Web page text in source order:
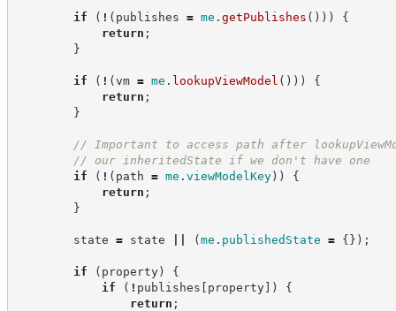
if ( ! ( publishes = me . getPublishes ( ) ) )
{
return ;
}
if ( ! (vm = me . lookupViewModel ( ) ) )
{
return ;
}
// Important to access path after
// our inheritedState if we don't have one
if
( ! ( path = me . viewModelKey) )
{
return ;
}
state = state (me . publishedState = {} ) ;
if ( property)
{
if
( ! publishes [ property] )
{
return ;